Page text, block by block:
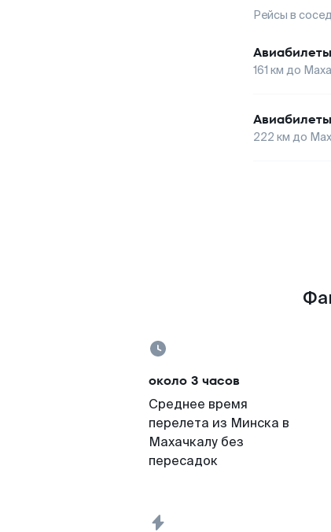
Рейсы в
Авиабилеты
161 км до
Авиабилеты
222 км до
около 3 часов
Среднее время
перелета из Минска в
Махачкалу без
пересадок